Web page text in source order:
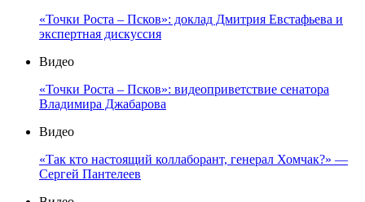
«Точки Роста – Псков»: доклад Дмитрия Евстафьева и
экспертная дискуссия
Видео
«Точки Роста – Псков»: видеоприветствие сенатора
Владимира Джабарова
Видео
«Так кто настоящий коллаборант, генерал Хомчак?» —
Сергей Пантелеев